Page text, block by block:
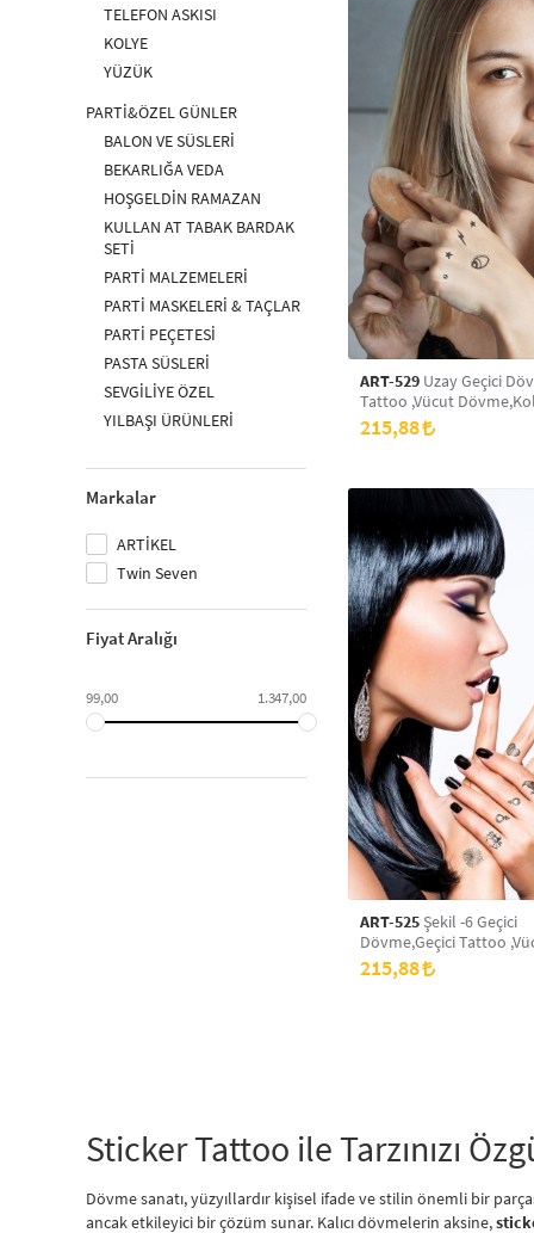
TELEFON ASKISI
KOLYE
YÜZÜK
PARTİ&ÖZEL GÜNLER
BALON VE SÜSLERİ
BEKARLIĞA VEDA
HOŞGELDİN RAMAZAN
KULLAN AT TABAK BARDAK
SETİ
PARTİ MALZEMELERİ
PARTİ MASKELERİ & TAÇLAR
PARTİ PEÇETESİ
PASTA SÜSLERİ
SEVGİLİYE ÖZEL
YILBAŞI ÜRÜNLERİ
Markalar
ARTİKEL
Twin Seven
Fiyat Aralığı
99,00 1.347,00
ART-529 Uzay Geçici
Tattoo ,Vücut
Dövme,Boyun
215,88
ART-525 Şekil -6 Geçici
Dövme,Geçici Tattoo
Dövme,Kol Bilek
Dövme,Sırt Dövme
215,88
Sticker Tattoo ile Tarzınızı
Dövme sanatı, yüzyıllardır kişisel ifade ve stilin önemli bir
ancak etkileyici bir çözüm sunar. Kalıcı dövmelerin aksine,